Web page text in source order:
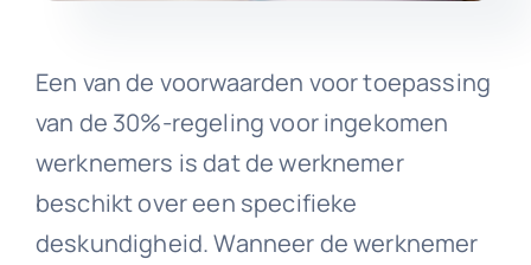
Een van de voorwaarden voor toepassing
van de 30%-regeling voor ingekomen
werknemers is dat de werknemer
beschikt over een specifieke
deskundigheid. Wanneer de werknemer